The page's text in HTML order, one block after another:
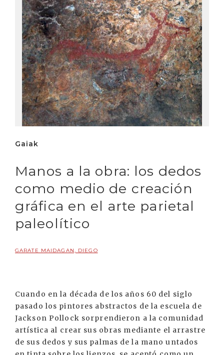
Gaiak
Manos a la obra: los dedos
como medio de creación
gráfica en el arte parietal
paleolítico
GARATE MAIDAGAN, DIEGO
Cuando en la década de los años 60 del siglo
pasado los pintores abstractos de la escuela de
Jackson Pollock sorprendieron a la comunidad
artística al crear sus obras mediante el arrastre
de sus dedos y sus palmas de la mano untados